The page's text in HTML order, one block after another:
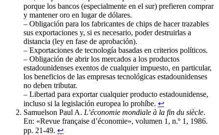
porque los bancos (especialmente en el sur) prefieren comprar
y mantener oro en lugar de dólares.
– Obligación para los fabricantes de chips de hacer trazables
sus exportaciones y, si es necesario, poder destruirlas a
distancia (ley en fase de aprobación).
– Exportaciones de tecnología basadas en criterios políticos.
– Obligación de abrir los mercados a los productos
estadounidenses exentos de cualquier impuesto, en particular,
los beneficios de las empresas tecnológicas estadounidenses
no deben tributar.
– Libertad para exportar cualquier producto estadounidense,
incluso si la legislación europea lo prohíbe. ↩︎
Samuelson Paul A. L’économie mondiale à la fin du siècle.
En: «Revue française d’économie», volumen 1, n.º 1, 1986.
pp. 21-49. ↩︎